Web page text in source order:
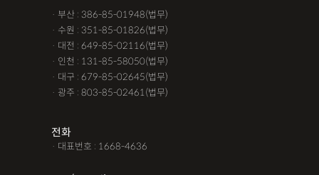
· 부산 : 386-85-01948(법무)
· 수원 : 351-85-01826(법무)
· 대전 : 649-85-02116(법무)
· 인천 : 131-85-58050(법무)
· 대구 : 679-85-02645(법무)
· 광주 : 803-85-02461(법무)
전화
· 대표번호 : 1668-4636